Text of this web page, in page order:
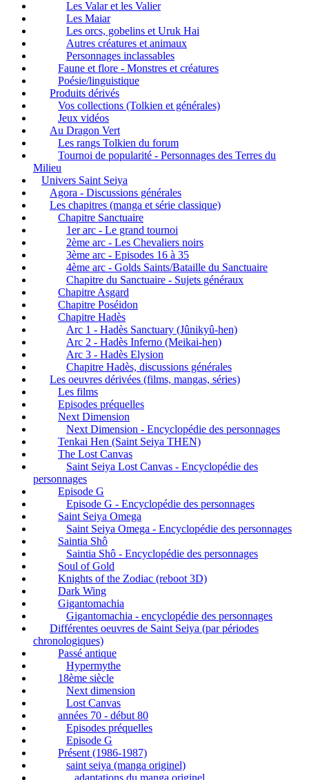
Les Valar et les Valier
Les Maiar
Les orcs, gobelins et Uruk Hai
Autres créatures et animaux
Personnages inclassables
Faune et flore - Monstres et créatures
Poésie/linguistique
Produits dérivés
Vos collections (Tolkien et générales)
Jeux vidéos
Au Dragon Vert
Les rangs Tolkien du forum
Tournoi de popularité - Personnages des Terres du
Milieu
Univers Saint Seiya
Agora - Discussions générales
Les chapitres (manga et série classique)
Chapitre Sanctuaire
1er arc - Le grand tournoi
2ème arc - Les Chevaliers noirs
3ème arc - Episodes 16 à 35
4ème arc - Golds Saints/Bataille du Sanctuaire
Chapitre du Sanctuaire - Sujets généraux
Chapitre Asgard
Chapitre Poséidon
Chapitre Hadès
Arc 1 - Hadès Sanctuary (Jûnikyû-hen)
Arc 2 - Hadès Inferno (Meikai-hen)
Arc 3 - Hadès Elysion
Chapitre Hadès, discussions générales
Les oeuvres dérivées (films, mangas, séries)
Les films
Episodes préquelles
Next Dimension
Next Dimension - Encyclopédie des personnages
Tenkai Hen (Saint Seiya THEN)
The Lost Canvas
Saint Seiya Lost Canvas - Encyclopédie des
personnages
Episode G
Episode G - Encyclopédie des personnages
Saint Seiya Omega
Saint Seiya Omega - Encyclopédie des personnages
Saintia Shô
Saintia Shô - Encyclopédie des personnages
Soul of Gold
Knights of the Zodiac (reboot 3D)
Dark Wing
Gigantomachia
Gigantomachia - encyclopédie des personnages
Différentes oeuvres de Saint Seiya (par périodes
chronologiques)
Passé antique
Hypermythe
18ème siècle
Next dimension
Lost Canvas
années 70 - début 80
Episodes préquelles
Episode G
Présent (1986-1987)
saint seiya (manga originel)
adaptations du manga originel